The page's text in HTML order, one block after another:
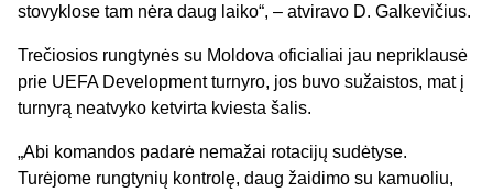
stovyklose tam nėra daug laiko“, – atviravo D. Galkevičius.
Trečiosios rungtynės su Moldova oficialiai jau nepriklausė
prie UEFA Development turnyro, jos buvo sužaistos, mat į
turnyrą neatvyko ketvirta kviesta šalis.
„Abi komandos padarė nemažai rotacijų sudėtyse.
Turėjome rungtynių kontrolę, daug žaidimo su kamuoliu,